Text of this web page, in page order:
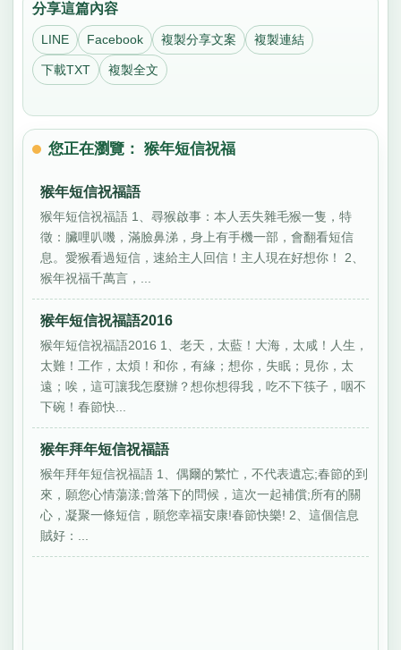
分享這篇內容
LINE Facebook 複製分享文案 複製連結
下載TXT 複製全文
您正在瀏覽： 猴年短信祝福
猴年短信祝福語
猴年短信祝福語 1、尋猴啟事：本人丟失雜毛猴一隻，特
徵：臟哩叭嘰，滿臉鼻涕，身上有手機一部，會翻看短信
息。愛猴看過短信，速給主人回信！主人現在好想你！ 2、
猴年祝福千萬言，...
猴年短信祝福語2016
猴年短信祝福語2016 1、老天，太藍！大海，太咸！人生，
太難！工作，太煩！和你，有緣；想你，失眠；見你，太
遠；唉，這可讓我怎麼辦？想你想得我，吃不下筷子，咽不
下碗！春節快...
猴年拜年短信祝福語
猴年拜年短信祝福語 1、偶爾的繁忙，不代表遺忘;春節的到
來，願您心情蕩漾;曾落下的問候，這次一起補償;所有的關
心，凝聚一條短信，願您幸福安康!春節快樂! 2、這個信息
賊好：...